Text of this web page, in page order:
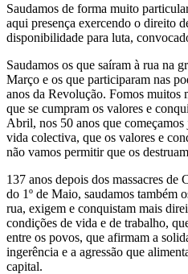
Saudamos de forma muito
aqui presença exercendo o direito
disponibilidade para luta,
Saudamos os que saíram à rua na
Março e os que participaram nas
anos da Revolução. Fomos
que se cumpram os valores e
Abril, nos 50 anos que começamos
vida colectiva, que os valores e
não vamos permitir que os
137 anos depois dos massacres
do 1º de Maio, saudamos também
rua, exigem e conquistam mais
condições de vida e de trabalho,
entre os povos, que afirmam a
ingerência e a agressão que
capital.